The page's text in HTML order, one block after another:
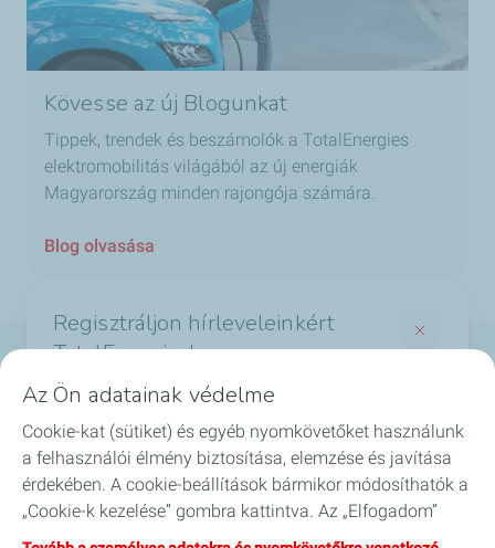
Regisztráljon hírleveleinkért
TotalEnergies!
És értesüljön a legérdekesebb hírekről a
TotalEnergies világából
*Required fields
Kövesse az új Blogunkat
Tippek, trendek és beszámolók a TotalEnergies
elektromobilitás világából az új energiák
Magyarország minden rajongója számára.
Blog olvasása
Termékek
Szolgáltatások
Biztonság
GYIK
Az Ön adatainak védelme
Cookie-kat (sütiket) és egyéb nyomkövetőket használunk
a felhasználói élmény biztosítása, elemzése és javítása
érdekében. A cookie-beállítások bármikor módosíthatók a
„Cookie-k kezelése” gombra kattintva. Az „Elfogadom”
gombra kattintva hozzájárul valamennyi cookie